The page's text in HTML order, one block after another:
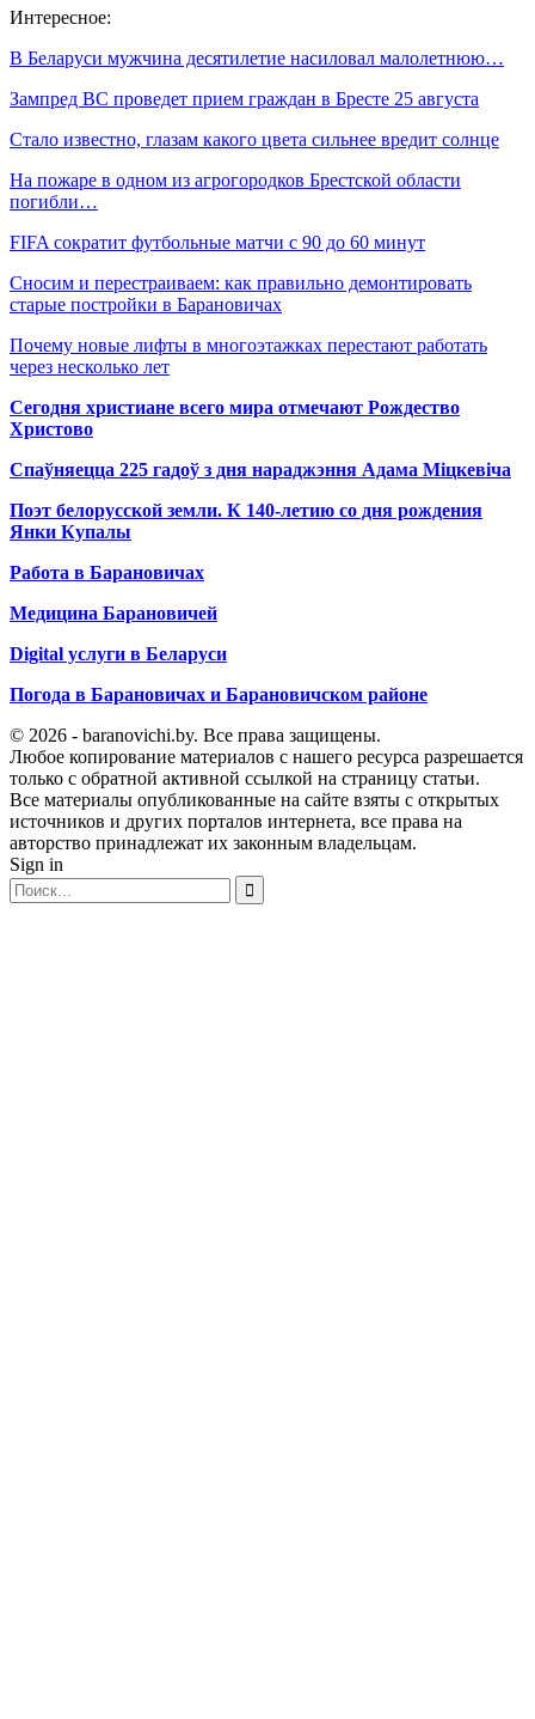
Интересное:
В Беларуси мужчина десятилетие насиловал малолетнюю…
Зампред ВС проведет прием граждан в Бресте 25 августа
Стало известно, глазам какого цвета сильнее вредит солнце
На пожаре в одном из агрогородков Брестской области
погибли…
FIFA сократит футбольные матчи с 90 до 60 минут
Сносим и перестраиваем: как правильно демонтировать
старые постройки в Барановичах
Почему новые лифты в многоэтажках перестают работать
через несколько лет
Сегодня христиане всего мира отмечают Рождество
Христово
Спаўняецца 225 гадоў з дня нараджэння Адама Міцкевіча
Поэт белорусской земли. К 140-летию со дня рождения
Янки Купалы
Работа в Барановичах
Медицина Барановичей
Digital услуги в Беларуси
Погода в Барановичах и Барановичском районе
© 2026 - baranovichi.by. Все права защищены.
Любое копирование материалов с нашего ресурса разрешается
только с обратной активной ссылкой на страницу статьи.
Все материалы опубликованные на сайте взяты с открытых
источников и других порталов интернета, все права на
авторство принадлежат их законным владельцам.
Sign in